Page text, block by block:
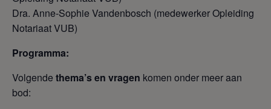
Dra. Anne-Sophie Vandenbosch (medewerker Opleiding
Notariaat VUB)
Programma:
Volgende thema’s en vragen komen onder meer aan
bod: